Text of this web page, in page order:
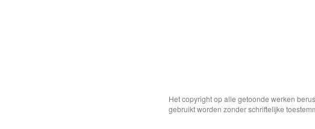
Het copyright op alle getoonde werken
gebruikt worden zonder schriftelijke